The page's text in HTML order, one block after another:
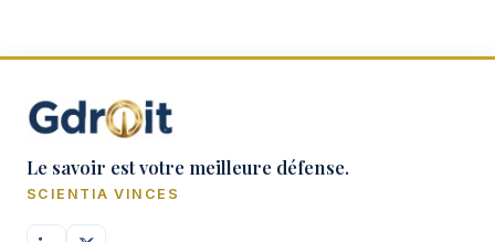
Le savoir est votre meilleure défense.
SCIENTIA VINCES